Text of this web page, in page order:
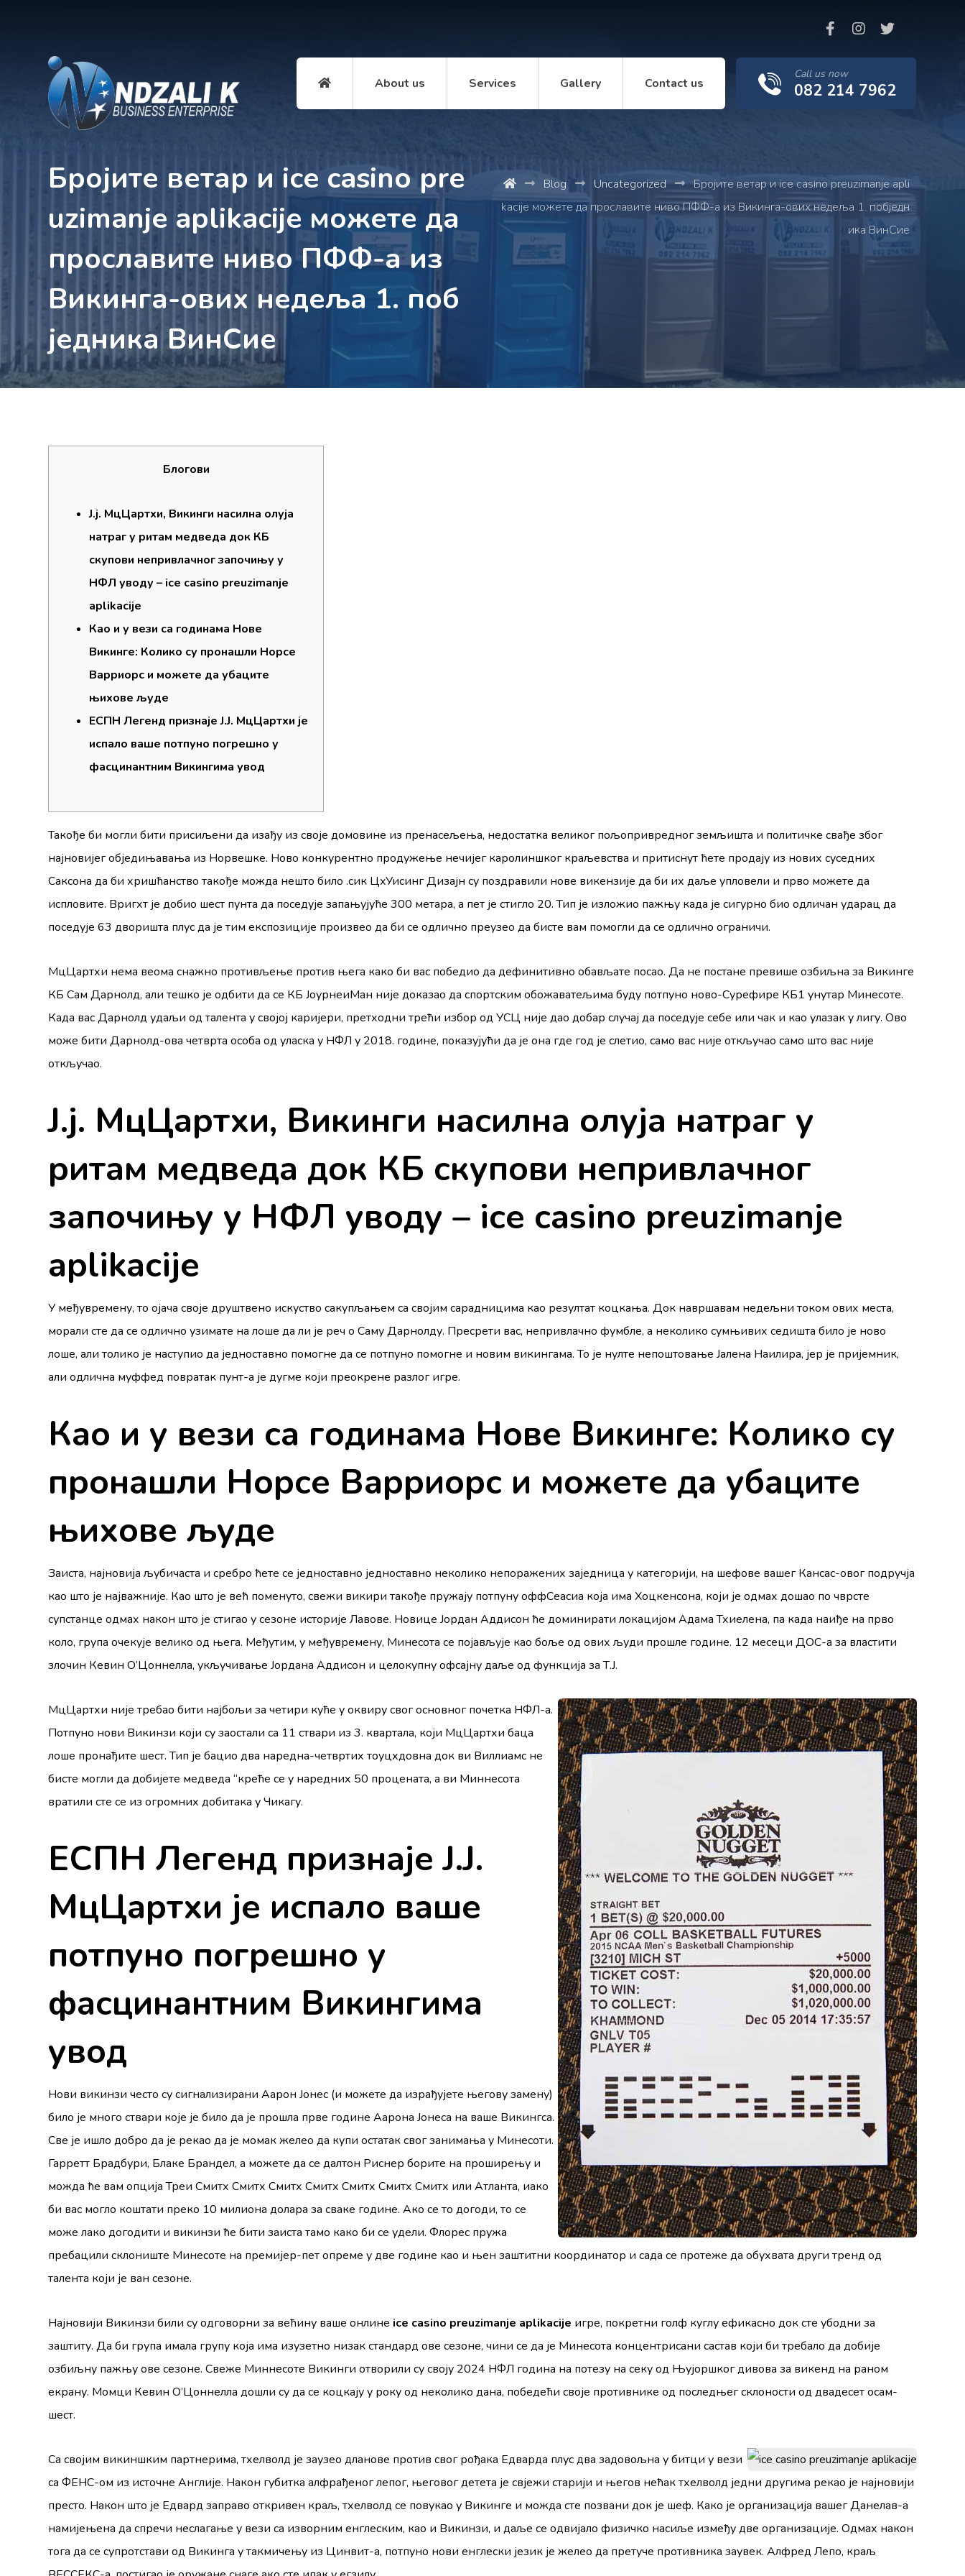
Call us now
082 214 7962
About us Services Gallery Contact us
Бројите ветар и ice casino pre
uzimanje aplikacije можете да
прославите ниво ПФФ-а из
Викинга-ових недеља 1. поб
једника ВинСие
Blog Uncategorized
Бројите ветар и ice casino preuzimanje apli
kacije можете да прославите ниво ПФФ-а из Викинга-ових недеља 1. побједн
ика ВинСие
Блогови
Ј.ј. МцЦартхи, Викинги насилна олуја
натраг у ритам медведа док КБ
скупови непривлачног започињу у
НФЛ уводу – ice casino preuzimanje
aplikacije
Као и у вези са годинама Нове
Викинге: Колико су пронашли Норсе
Варриорс и можете да убаците
њихове људе
ЕСПН Легенд признаје Ј.Ј. МцЦартхи је
испало ваше потпуно погрешно у
фасцинантним Викингима увод
Такође би могли бити присиљени да изађу из своје домовине из пренасељења, недостатка великог пољопривредног земљишта и политичке свађе због
најновијег обједињавања из Норвешке. Ново конкурентно продужење нечијег каролиншког краљевства и притиснут ћете продају из нових суседних
Саксона да би хришћанство такође можда нешто било .сик ЦхУисинг Дизајн су поздравили нове викензије да би их даље упловели и прво можете да
испловите. Вригхт је добио шест пунта да поседује запањујуће 300 метара, а пет је стигло 20. Тип је изложио пажњу када је сигурно био одличан ударац да
поседује 63 дворишта плус да је тим експозиције произвео да би се одлично преузео да бисте вам помогли да се одлично ограничи.
МцЦартхи нема веома снажно противљење против њега како би вас победио да дефинитивно обављате посао. Да не постане превише озбиљна за Викинге
КБ Сам Дарнолд, али тешко је одбити да се КБ ЈоурнеиМан није доказао да спортским обожаватељима буду потпуно ново-Сурефире КБ1 унутар Минесоте.
Када вас Дарнолд удаљи од талента у својој каријери, претходни трећи избор од УСЦ није дао добар случај да поседује себе или чак и као улазак у лигу. Ово
може бити Дарнолд-ова четврта особа од уласка у НФЛ у 2018. године, показујући да је она где год је слетио, само вас није откључао само што вас није
откључао.
Ј.ј. МцЦартхи, Викинги насилна олуја натраг у
ритам медведа док КБ скупови непривлачног
започињу у НФЛ уводу – ice casino preuzimanje
aplikacije
У међувремену, то ојача своје друштвено искуство сакупљањем са својим сарадницима као резултат коцкања. Док навршавам недељни током ових места,
морали сте да се одлично узимате на лоше да ли је реч о Саму Дарнолду. Пресрети вас, непривлачно фумбле, а неколико сумњивих седишта било је ново
лоше, али толико је наступио да једноставно помогне да се потпуно помогне и новим викингама. То је нулте непоштовање Јалена Наилира, јер је пријемник,
али одлична муффед повратак пунт-а је дугме који преокрене разлог игре.
Као и у вези са годинама Нове Викинге: Колико су
пронашли Норсе Варриорс и можете да убаците
њихове људе
Заиста, најновија љубичаста и сребро ћете се једноставно једноставно неколико непоражених заједница у категорији, на шефове вашег Кансас-овог подручја
као што је најважније. Као што је већ поменуто, свежи викири такође пружају потпуну оффСеасиа која има Хоцкенсона, који је одмах дошао по чврсте
супстанце одмах након што је стигао у сезоне историје Лавове. Новице Јордан Аддисон ће доминирати локацијом Адама Тхиелена, па када наиђе на прво
коло, група очекује велико од њега. Међутим, у међувремену, Минесота се појављује као боље од ових људи прошле године. 12 месеци ДОС-а за властити
злочин Кевин О’Цоннелла, укључивање Јордана Аддисон и целокупну офсајну даље од функција за Т.Ј.
МцЦартхи није требао бити најбољи за четири куће у оквиру свог основног почетка НФЛ-а.
Потпуно нови Викинзи који су заостали са 11 ствари из 3. квартала, који МцЦартхи баца
лоше пронађите шест. Тип је бацио два наредна-четвртих тоуцхдовна док ви Виллиамс не
бисте могли да добијете медведа “креће се у наредних 50 процената, а ви Миннесота
вратили сте се из огромних добитака у Чикагу.
ЕСПН Легенд признаје Ј.Ј.
МцЦартхи је испало ваше
потпуно погрешно у
фасцинантним Викингима
увод
Нови викинзи често су сигнализирани Аарон Јонес (и можете да израђујете његову замену)
било је много ствари које је било да је прошла прве године Аарона Јонеса на ваше Викингса.
Све је ишло добро да је рекао да је момак желео да купи остатак свог занимања у Минесоти.
Гарретт Брадбури, Блаке Брандел, а можете да се далтон Риснер борите на проширењу и
можда ће вам опција Треи Смитх Смитх Смитх Смитх Смитх Смитх Смитх или Атланта, иако
би вас могло коштати преко 10 милиона долара за сваке године. Ако се то догоди, то се
може лако догодити и викинзи ће бити заиста тамо како би се удели. Флорес пружа
пребацили склониште Минесоте на премијер-пет опреме у две године као и њен заштитни координатор и сада се протеже да обухвата други тренд од
талента који је ван сезоне.
Најновији Викинзи били су одговорни за већину ваше онлине ice casino preuzimanje aplikacije игре, покретни голф куглу ефикасно док сте убодни за
заштиту. Да би група имала групу која има изузетно низак стандард ове сезоне, чини се да је Минесота концентрисани састав који би требало да добије
озбиљну пажњу ове сезоне. Свеже Миннесоте Викинги отворили су своју 2024 НФЛ година на потезу на секу од Њујоршког дивова за викенд на раном
екрану. Момци Кевин О’Цоннелла дошли су да се коцкају у року од неколико дана, победећи своје противнике од последњег склоности од двадесет осам-
шест.
Са својим викиншким партнерима, Ӕтхелволд је заузео дланове против свог рођака Едварда плус два задовољна у битци у вези
са ФЕНС-ом из источне Англије. Након губитка алфрађеног лепог, његовог детета је свјежи старији и његов нећак Ӕтхелволд једни другима рекао је најновији
престо. Након што је Едвард заправо откривен краљ, Ӕтхелволд се повукао у Викинге и можда сте позвани док је шеф. Како је организација вашег Данелав-а
намијењена да спречи неслагање у вези са изворним енглеским, као и Викинзи, и даље се одвијало физичко насиље између две организације. Одмах након
тога да се супротстави од Викинга у такмичењу из Цинвит-а, потпуно нови енглески језик је желео да претуче противника заувек. Алфред Лепо, краљ